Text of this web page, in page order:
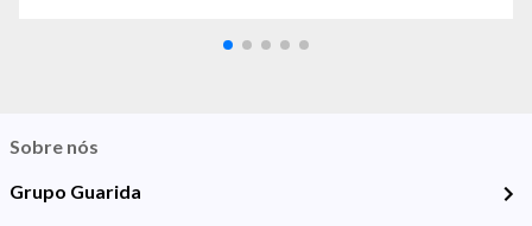
Sobre nós
Grupo Guarida